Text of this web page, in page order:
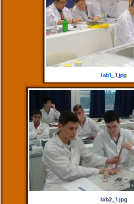
lab1_1.jpg
lab2_1.jpg